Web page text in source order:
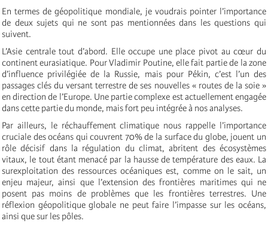
En termes de géopolitique mondiale, je voudrais pointer l’importance
de deux sujets qui ne sont pas mentionnées dans les questions qui
suivent.
L’Asie centrale tout d’abord. Elle occupe une place pivot au cœur du
continent eurasiatique. Pour Vladimir Poutine, elle fait partie de la zone
d’influence privilégiée de la Russie, mais pour Pékin, c’est l’un des
passages clés du versant terrestre de ses nouvelles « routes de la soie »
en direction de l’Europe. Une partie complexe est actuellement engagée
dans cette partie du monde, mais fort peu intégrée à nos analyses.
Par ailleurs, le réchauffement climatique nous rappelle l’importance
cruciale des océans qui couvrent 70% de la surface du globe, jouent un
rôle décisif dans la régulation du climat, abritent des écosystèmes
vitaux, le tout étant menacé par la hausse de température des eaux. La
surexploitation des ressources océaniques est, comme on le sait, un
enjeu majeur, ainsi que l’extension des frontières maritimes qui ne
posent pas moins de problèmes que les frontières terrestres. Une
réflexion géopolitique globale ne peut faire l’impasse sur les océans,
ainsi que sur les pôles.